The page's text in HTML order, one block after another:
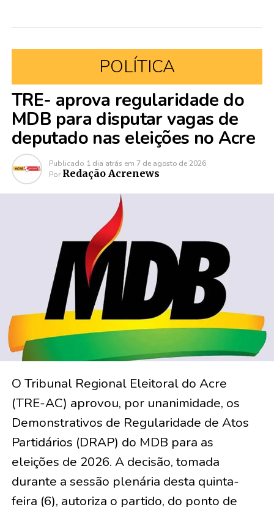
POLÍTICA
TRE- aprova regularidade do
MDB para disputar vagas de
deputado nas eleições no Acre
Publicado 1 dia atrás em 7 de agosto de 2026
Por Redação Acrenews
O Tribunal Regional Eleitoral do Acre
(TRE-AC) aprovou, por unanimidade, os
Demonstrativos de Regularidade de Atos
Partidários (DRAP) do MDB para as
eleições de 2026. A decisão, tomada
durante a sessão plenária desta quinta-
feira (6), autoriza o partido, do ponto de